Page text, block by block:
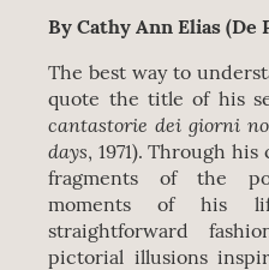
By Cathy Ann Elias
The best way to
quote the title of his
cantastorie dei giorni
days, 1971). Through
fragments of the
moments of his
straightforward
pictorial illusions